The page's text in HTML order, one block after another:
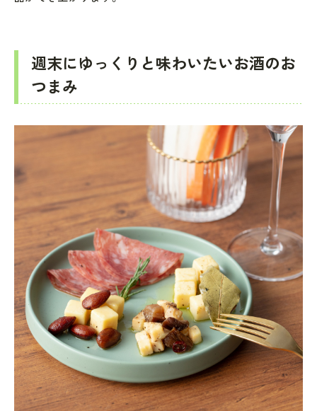
週末にゆっくりと味わいたいお酒のお
つまみ